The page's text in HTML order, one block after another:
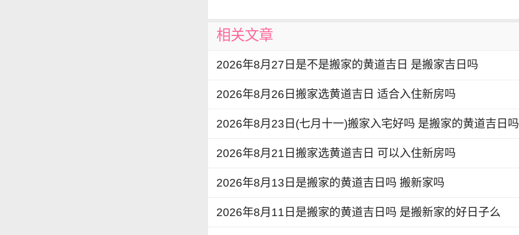
相关文章
2026年8月27日是不是搬家的黄道吉日 是搬家吉日吗
2026年8月26日搬家选黄道吉日 适合入住新房吗
2026年8月23日(七月十一)搬家入宅好吗 是搬家的黄道吉日吗
2026年8月21日搬家选黄道吉日 可以入住新房吗
2026年8月13日是搬家的黄道吉日吗 搬新家吗
2026年8月11日是搬家的黄道吉日吗 是搬新家的好日子么